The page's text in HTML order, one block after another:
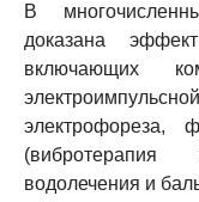
В
доказана
включающих
электрофореза,
(вибротерапия
водолечения и